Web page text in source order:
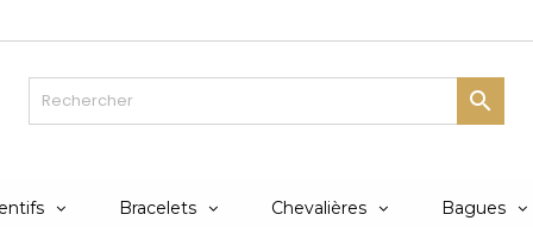

Bracelets Chevalières Bagues